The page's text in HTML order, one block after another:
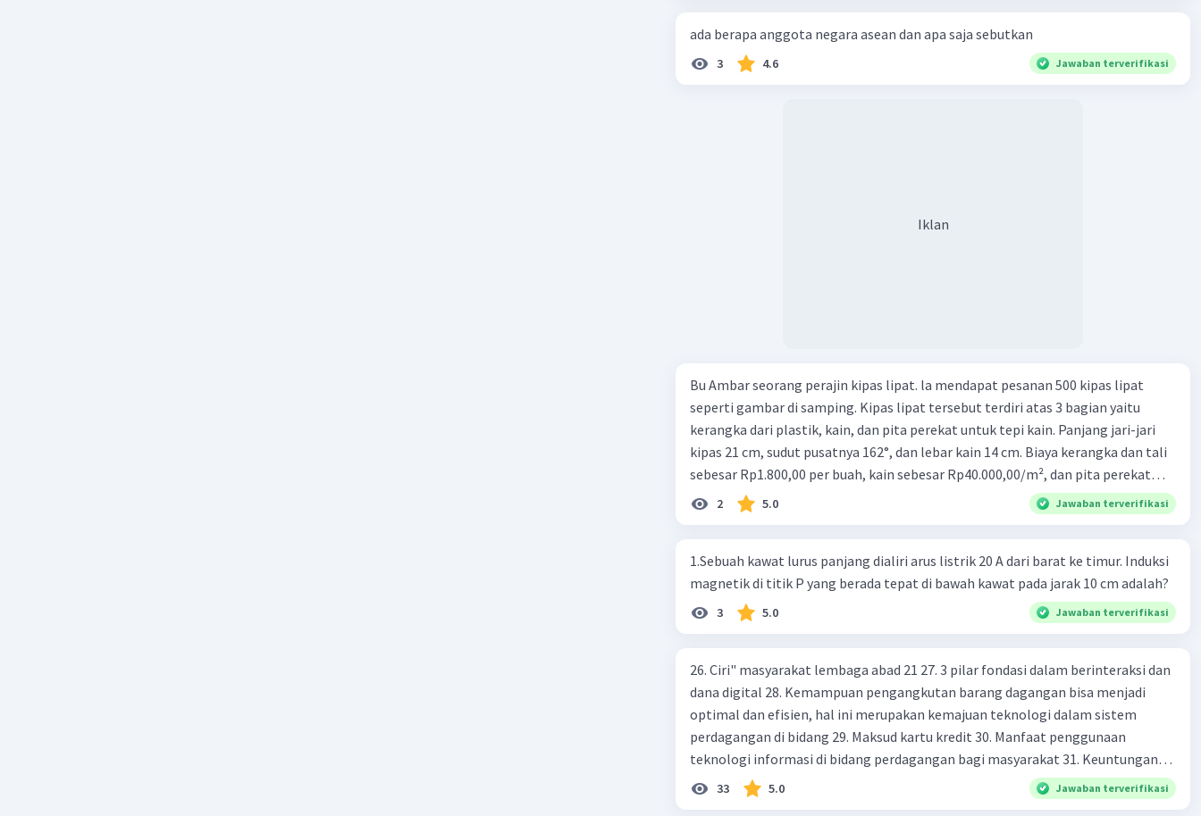
ada berapa anggota negara asean dan apa saja sebutkan
3 4.6 Jawaban terverifikasi
Iklan
Bu Ambar seorang perajin kipas lipat. la mendapat pesanan 500 kipas lipat
seperti gambar di samping. Kipas lipat tersebut terdiri atas 3 bagian yaitu
kerangka dari plastik, kain, dan pita perekat untuk tepi kain. Panjang jari-jari
kipas 21 cm, sudut pusatnya 162°, dan lebar kain 14 cm. Biaya kerangka dan tali
sebesar Rp1.800,00 per buah, kain sebesar Rp40.000,00/m², dan pita perekat
Rp350,00/m. Kipas tersebut dijual dengan harga Rp6.500,00 per buah. Tentukan
total keuntungan yang diperoleh Bu Ambar.
2 5.0 Jawaban terverifikasi
1.Sebuah kawat lurus panjang dialiri arus listrik 20 A dari barat ke timur. Induksi
magnetik di titik P yang berada tepat di bawah kawat pada jarak 10 cm adalah?
3 5.0 Jawaban terverifikasi
26. Ciri" masyarakat lembaga abad 21 27. 3 pilar fondasi dalam berinteraksi dan
dana digital 28. Kemampuan pengangkutan barang dagangan bisa menjadi
optimal dan efisien, hal ini merupakan kemajuan teknologi dalam sistem
perdagangan di bidang 29. Maksud kartu kredit 30. Manfaat penggunaan
teknologi informasi di bidang perdagangan bagi masyarakat 31. Keuntungan
menggunakan ATM dan kartu debit dalam pembayaran 32. Prinsip" sistem
pembayaran yang di terapkan oleh bank indonesia dan mencegah terjadinya
33 5.0 Jawaban terverifikasi